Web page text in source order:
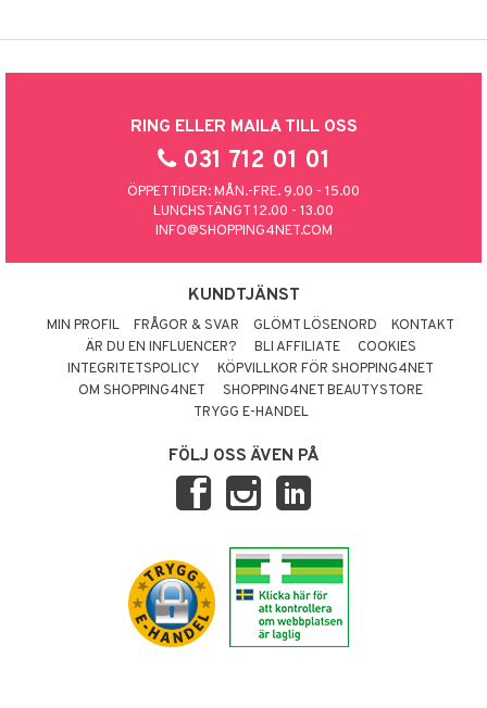
RING ELLER MAILA TILL OSS
031 712 01 01
ÖPPETTIDER: MÅN.-FRE. 9.00 - 15.00
LUNCHSTÄNGT 12.00 - 13.00
INFO@SHOPPING4NET.COM
KUNDTJÄNST
MIN PROFIL FRÅGOR & SVAR GLÖMT LÖSENORD
KONTAKT
ÄR DU EN INFLUENCER?
BLI AFFILIATE
COOKIES
INTEGRITETSPOLICY
KÖPVILLKOR FÖR SHOPPING4NET
OM SHOPPING4NET
SHOPPING4NET BEAUTYSTORE
TRYGG E-HANDEL
FÖLJ OSS ÄVEN PÅ